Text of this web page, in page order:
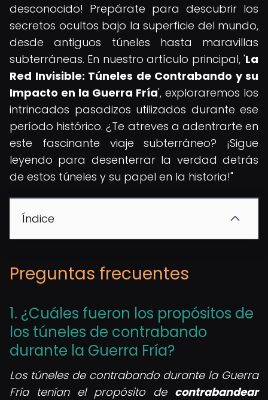
desconocido! Prepárate para descubrir los
secretos ocultos bajo la superficie del mundo,
desde antiguos túneles hasta maravillas
subterráneas. En nuestro artículo principal, 'La
Red Invisible: Túneles de Contrabando y su
Impacto en la Guerra Fría', exploraremos los
intrincados pasadizos utilizados durante ese
período histórico. ¿Te atreves a adentrarte en
este fascinante viaje subterráneo? ¡Sigue
leyendo para desenterrar la verdad detrás
de estos túneles y su papel en la historia!"
Índice
Preguntas frecuentes
1. ¿Cuáles fueron los propósitos de
los túneles de contrabando
durante la Guerra Fría?
Los túneles de contrabando durante la Guerra
Fría tenían el propósito de contrabandear